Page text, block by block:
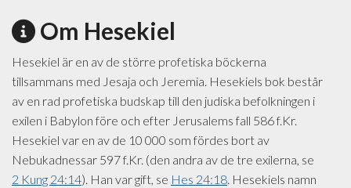
Om Hesekiel
Hesekiel är en av de större profetiska böckerna
tillsammans med Jesaja och Jeremia. Hesekiels bok består
av en rad profetiska budskap till den judiska befolkningen i
exilen i Babylon före och efter Jerusalems fall 586 f.Kr.
Hesekiel var en av de 10 000 som fördes bort av
Nebukadnessar 597 f.Kr. (den andra av de tre exilerna, se
2 Kung 24:14). Han var gift, se Hes 24:18. Hesekiels namn